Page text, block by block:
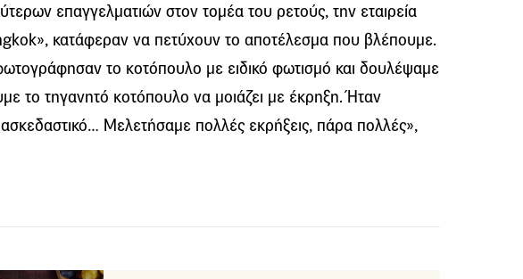
επαγγελματιών στον τομέα του ρετούς, την εταιρεία
κατάφεραν να πετύχουν το αποτέλεσμα που βλέπουμε.
το κοτόπουλο με ειδικό φωτισμό και δουλέψαμε
το τηγανητό κοτόπουλο να μοιάζει με έκρηξη. Ήταν
Μελετήσαμε πολλές εκρήξεις, πάρα πολλές»,